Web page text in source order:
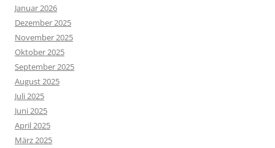
Januar 2026
Dezember 2025
November 2025
Oktober 2025
September 2025
August 2025
Juli 2025
Juni 2025
April 2025
März 2025